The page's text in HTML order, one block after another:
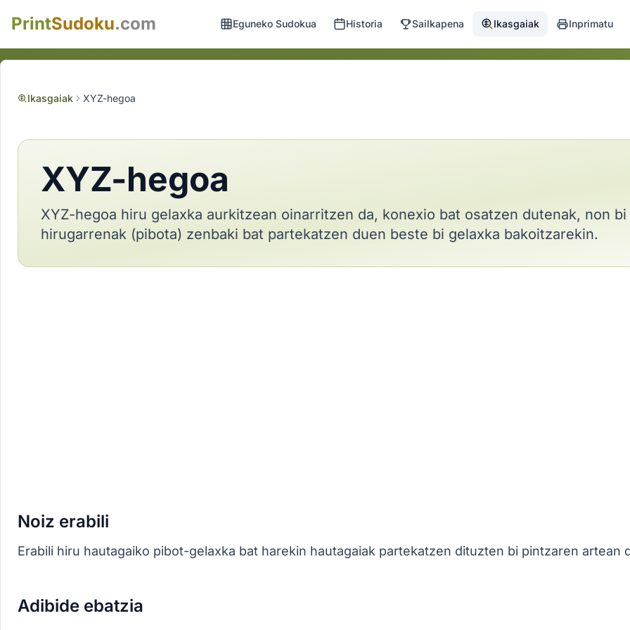
PrintSudoku.com Eguneko Sudokua Historia Sailkapena Ikasgaiak Inprimatu
Ikasgaiak XYZ-hegoa
XYZ-hegoa
XYZ-hegoa hiru gelaxka aurkitzean oinarritzen da, konexio bat osatzen dutenak, non
hirugarrenak (pibota) zenbaki bat partekatzen duen beste bi gelaxka bakoitzarekin.
Noiz erabili
Erabili hiru hautagaiko pibot-gelaxka bat harekin hautagaiak partekatzen dituzten bi pintzaren artean
Adibide ebatzia